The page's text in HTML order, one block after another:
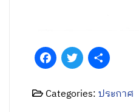
FacebookTwitter
Categories:ประกาศ